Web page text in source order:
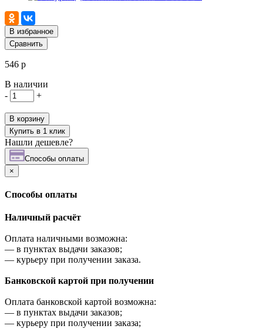
В избранное
Сравнить
546 р
В наличии
-
+
В корзину
Купить в 1 клик
Нашли дешевле?
Cпособы оплаты
×
Cпособы оплаты
Наличный расчёт
Оплата наличными возможна:
— в пунктах выдачи заказов;
— курьеру при получении заказа.
Банковской картой при получении
Оплата банковской картой возможна:
— в пунктах выдачи заказов;
— курьеру при получении заказа;